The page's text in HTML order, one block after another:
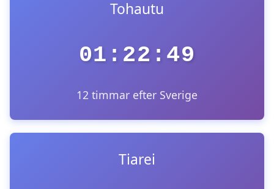
Tohautu
01:22:49
12 timmar efter Sverige
Tiarei